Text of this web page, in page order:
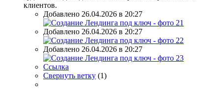
клиентов.
Добавлено 26.04.2026 в 20:27
Добавлено 26.04.2026 в 20:27
Добавлено 26.04.2026 в 20:27
Ссылка
Свернуть ветку (1)